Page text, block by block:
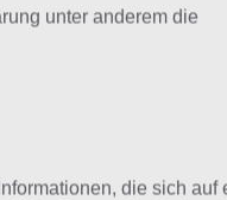
Alle
Zum Wort
Zur
unter anderem die
die sich auf